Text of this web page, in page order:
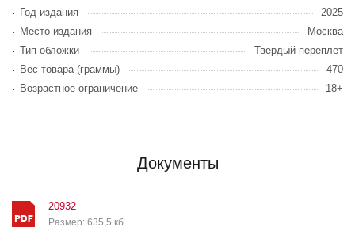
Год издания
2025
Место издания
Москва
Тип обложки
Твердый переплет
Вес товара (граммы)
470
Возрастное ограничение
18+
Документы
20932
Размер: 635,5 кб